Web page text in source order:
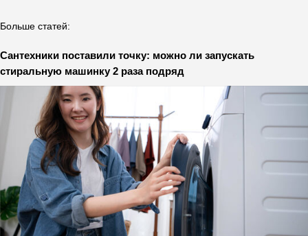
Больше статей:
Сантехники поставили точку: можно ли запускать
стиральную машинку 2 раза подряд